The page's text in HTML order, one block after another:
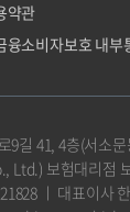
약관
융소비자보호 내부
9길 41, 4층(서소
Ltd.) 보험대리점
ㅣ 대표이사